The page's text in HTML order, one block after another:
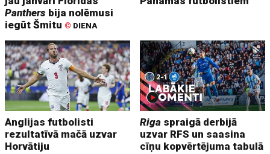
Panthers bija nolēmusi
iegūt Šmitu © DIENA
Anglijas futbolisti
rezultatīvā mačā uzvar
Horvātiju
Riga spraigā derbijā
uzvar RFS un saasina
cīņu kopvērtējuma tabulā